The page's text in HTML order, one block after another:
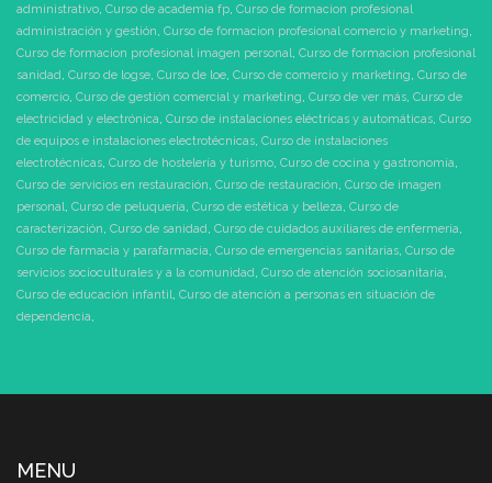
administrativo, Curso de academia fp, Curso de formacion profesional
administración y gestión, Curso de formacion profesional comercio y marketing,
Curso de formacion profesional imagen personal, Curso de formacion profesional
sanidad, Curso de logse, Curso de loe, Curso de comercio y marketing, Curso de
comercio, Curso de gestión comercial y marketing, Curso de ver más, Curso de
electricidad y electrónica, Curso de instalaciones eléctricas y automáticas, Curso
de equipos e instalaciones electrotécnicas, Curso de instalaciones
electrotécnicas, Curso de hostelería y turismo, Curso de cocina y gastronomía,
Curso de servicios en restauración, Curso de restauración, Curso de imagen
personal, Curso de peluquería, Curso de estética y belleza, Curso de
caracterización, Curso de sanidad, Curso de cuidados auxiliares de enfermería,
Curso de farmacia y parafarmacia, Curso de emergencias sanitarias, Curso de
servicios socioculturales y a la comunidad, Curso de atención sociosanitaria,
Curso de educación infantil, Curso de atención a personas en situación de
dependencia,
MENU